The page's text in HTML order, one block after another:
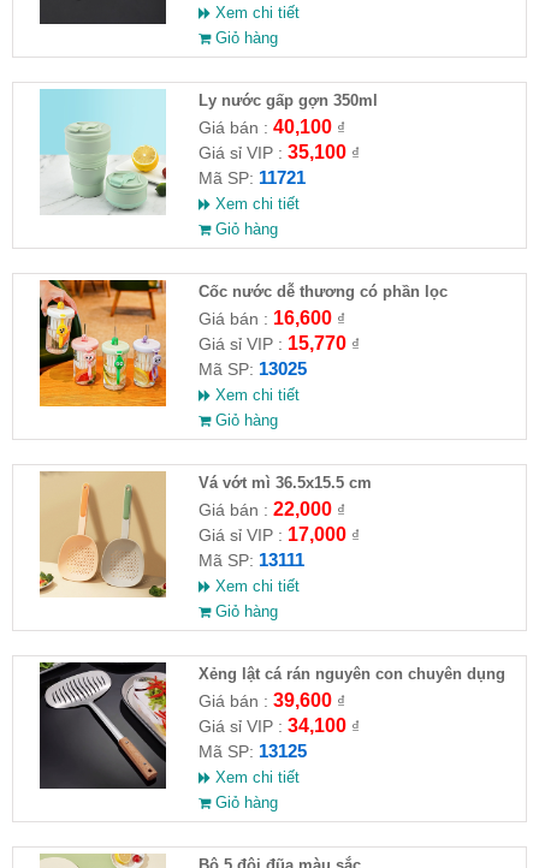
Xem chi tiết
Giỏ hàng
Ly nước gấp gợn 350ml
Giá bán : 40,100₫
Giá sỉ VIP : 35,100₫
Mã SP: 11721
Xem chi tiết
Giỏ hàng
Cốc nước dễ thương có phần lọc
Giá bán : 16,600₫
Giá sỉ VIP : 15,770₫
Mã SP: 13025
Xem chi tiết
Giỏ hàng
Vá vớt mì 36.5x15.5 cm
Giá bán : 22,000₫
Giá sỉ VIP : 17,000₫
Mã SP: 13111
Xem chi tiết
Giỏ hàng
Xẻng lật cá rán nguyên con chuyên dụng
nhà bếp( HĐ )
Giá bán : 39,600₫
Giá sỉ VIP : 34,100₫
Mã SP: 13125
Xem chi tiết
Giỏ hàng